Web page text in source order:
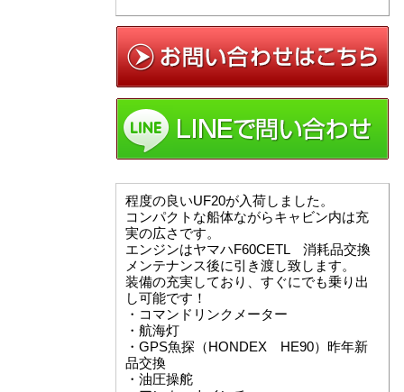
程度の良いUF20が入荷しました。
コンパクトな船体ながらキャビン内は充
実の広さです。
エンジンはヤマハF60CETL 消耗品交換
メンテナンス後に引き渡し致します。
装備の充実しており、すぐにでも乗り出
し可能です！
・コマンドリンクメーター
・航海灯
・GPS魚探（HONDEX HE90）昨年新
品交換
・油圧操舵